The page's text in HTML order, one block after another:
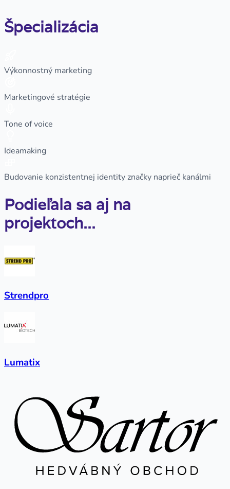
Špecializácia
Výkonnostný marketing
Marketingové stratégie
Tone of voice
Ideamaking
Budovanie konzistentnej identity značky naprieč kanálmi
Podieľala sa aj na
projektoch...
Strendpro
Lumatix